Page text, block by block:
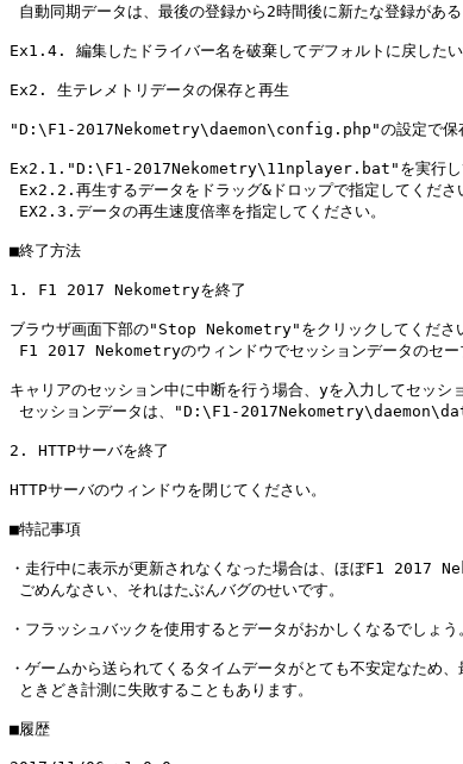
自動同期データは、最後の登録から2時間後に新たな登録がある
Ex1.4. 編集したドライバー名を破棄してデフォルトに戻した
Ex2. 生テレメトリデータの保存と再生
"D:\F1-2017Nekometry\daemon\config.php"の設定で保存さ
Ex2.1."D:\F1-2017Nekometry\11nplayer.bat"を実行して
Ex2.2.再生するデータをドラッグ&ドロップで指定してくださ
EX2.3.データの再生速度倍率を指定してください。
■終了方法
1. F1 2017 Nekometryを終了
ブラウザ画面下部の"Stop Nekometry"をクリックしてくださ
F1 2017 Nekometryのウィンドウでセッションデータのセー
キャリアのセッション中に中断を行う場合、yを入力してセッシ
セッションデータは、"D:\F1-
2. HTTPサーバを終了
HTTPサーバのウィンドウを閉じてください。
■特記事項
・走行中に表示が更新されなくなった場合は、ほぼF1 2017
ごめんなさい、それはたぶんバグのせいです。
・フラッシュバックを使用するとデータがおかしくなるでしょ
・ゲームから送られてくるタイムデータがとても不安定なため、
ときどき計測に失敗することもあります。
■履歴